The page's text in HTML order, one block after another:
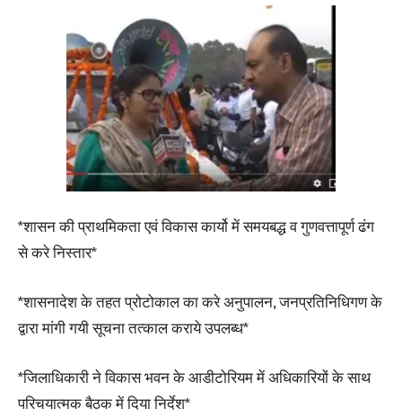
*शासन की प्राथमिकता एवं विकास कार्यो में समयबद्ध व गुणवत्तापूर्ण ढंग
से करे निस्तार*
*शासनादेश के तहत प्रोटोकाल का करे अनुपालन, जनप्रतिनिधिगण के
द्वारा मांगी गयी सूचना तत्काल कराये उपलब्ध*
*जिलाधिकारी ने विकास भवन के आडीटोरियम में अधिकारियों के साथ
परिचयात्मक बैठक में दिया निर्देश*